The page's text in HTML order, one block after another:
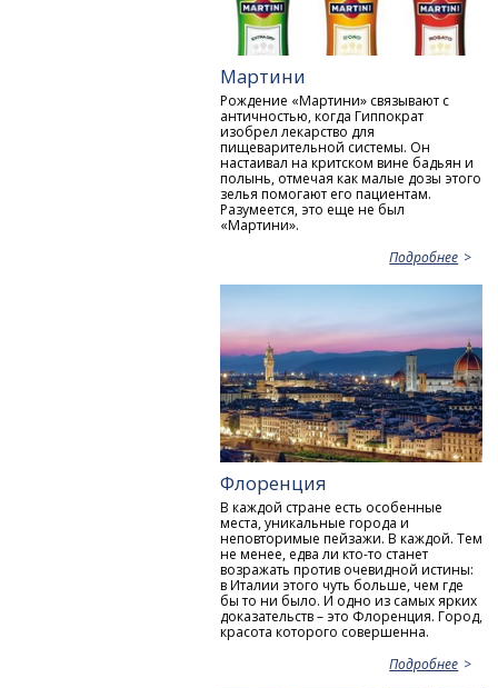
Мартини
Рождение «Мартини» связывают с
античностью, когда Гиппократ
изобрел лекарство для
пищеварительной системы. Он
настаивал на критском вине бадьян и
полынь, отмечая как малые дозы этого
зелья помогают его пациентам.
Разумеется, это еще не был
«Мартини».
Подробнее
Флоренция
В каждой стране есть особенные
места, уникальные города и
неповторимые пейзажи. В каждой. Тем
не менее, едва ли кто-то станет
возражать против очевидной истины:
в Италии этого чуть больше, чем где
бы то ни было. И одно из самых ярких
доказательств – это Флоренция. Город,
красота которого совершенна.
Подробнее